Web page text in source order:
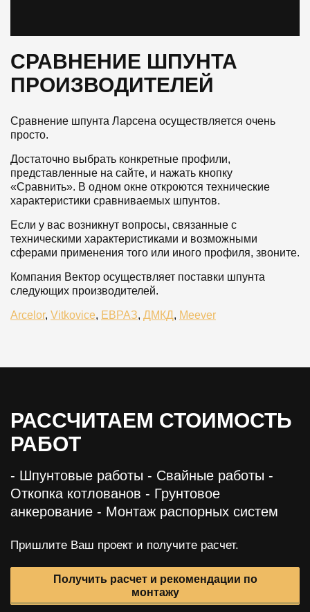
СРАВНЕНИЕ ШПУНТА
ПРОИЗВОДИТЕЛЕЙ
Сравнение шпунта Ларсена осуществляется очень
просто.
Достаточно выбрать конкретные профили,
представленные на сайте, и нажать кнопку
«Сравнить». В одном окне откроются технические
характеристики сравниваемых шпунтов.
Если у вас возникнут вопросы, связанные с
техническими характеристиками и возможными
сферами применения того или иного профиля, звоните.
Компания Вектор осуществляет поставки шпунта
следующих производителей.
Arcelor, Vitkovice, ЕВРАЗ, ДМКД, Meever
РАССЧИТАЕМ СТОИМОСТЬ
РАБОТ
- Шпунтовые работы - Свайные работы -
Откопка котлованов - Грунтовое
анкерование - Монтаж распорных систем
Пришлите Ваш проект и получите расчет.
Получить расчет и рекомендации по
монтажу